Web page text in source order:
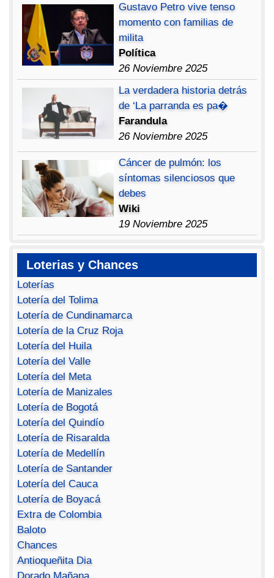
Gustavo Petro vive tenso
momento con familias de
milita
Política
26 Noviembre 2025
La verdadera historia detrás
de ‘La parranda es pa�
Farandula
26 Noviembre 2025
Cáncer de pulmón: los
síntomas silenciosos que
debes
Wiki
19 Noviembre 2025
Loterias y Chances
Loterías
Lotería del Tolima
Lotería de Cundinamarca
Lotería de la Cruz Roja
Lotería del Huila
Lotería del Valle
Lotería del Meta
Lotería de Manizales
Lotería de Bogotá
Lotería del Quindío
Lotería de Risaralda
Lotería de Medellín
Lotería de Santander
Lotería del Cauca
Lotería de Boyacá
Extra de Colombia
Baloto
Chances
Antioqueñita Dia